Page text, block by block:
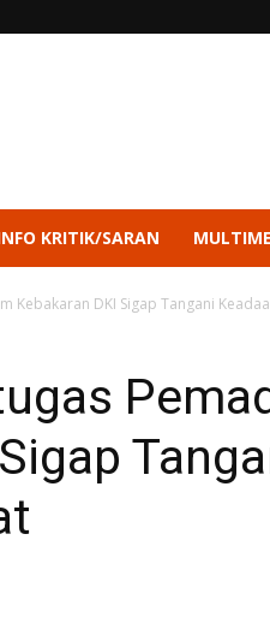
KRITIK/SARAN
Kebakaran DKI Sigap Tangani